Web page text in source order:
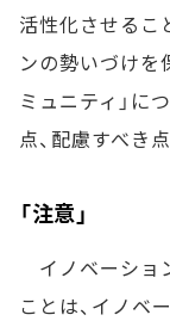
活性化させるこ
ンの勢いづけを保
ミュニティ」に
点、配慮すべき
「注意」
イノベーショ
ことは、イノベ